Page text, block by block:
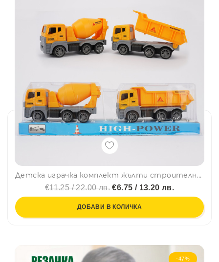
Детска играчка комплект жълти строителни камьони 339-9
€11.25 / 22.00 лв. €6.75 / 13.20 лв.
ДОБАВИ В КОЛИЧКА
-47%